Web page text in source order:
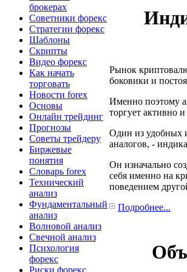
брокерах
Советники форекс
Стратегии форекс
Шаблоны
Скрипты
Видео форекс
Как начать
торговать
Новости forex
Основы
Онлайн трейдинг
Прогнозы
Советы трейдеру
Биржевые
понятия
Словарь forex
Технический
анализ
Фундаментальный
анализ
Волновой анализ
Свечной анализ
Психология
форекс
Риски форекс
Рынок
боковики и
Именно поэтому
торгует активно
Один из удобных
аналогов, -
Он изначально
себя именно на
поведением
Подробнее...